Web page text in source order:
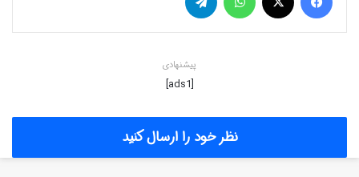
پیشنهادی
[ads1]
نظر خود را ارسال کنید